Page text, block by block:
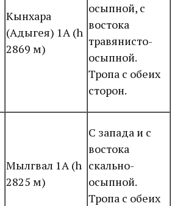
Кынхара
(Адыгея) 1А (h
2869 м)
осыпной, с
востока
травянисто-
осыпной.
Тропа с обеих
сторон.
Мылгвал 1А (h
2825 м)
С запада и с
востока
скально-
осыпной.
Тропа с обеих